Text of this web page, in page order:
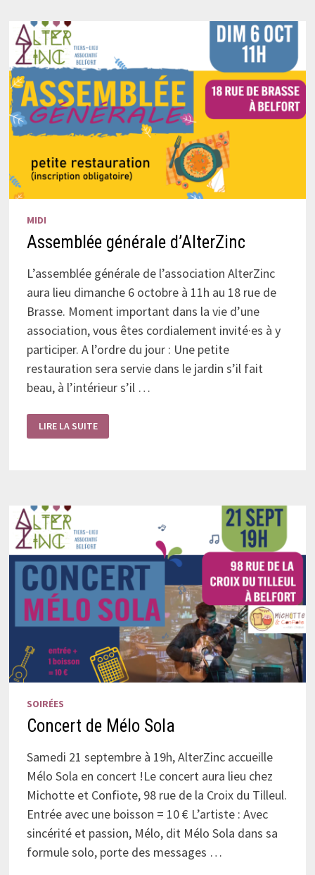
MIDI
Assemblée générale d’AlterZinc
L’assemblée générale de l’association AlterZinc
aura lieu dimanche 6 octobre à 11h au 18 rue de
Brasse. Moment important dans la vie d’une
association, vous êtes cordialement invité·es à y
participer. A l’ordre du jour : Une petite
restauration sera servie dans le jardin s’il fait
beau, à l’intérieur s’il …
ASSEMBLÉE
GÉNÉRALE
D’ALTERZINC
LIRE LA SUITE
SOIRÉES
Concert de Mélo Sola
Samedi 21 septembre à 19h, AlterZinc accueille
Mélo Sola en concert !Le concert aura lieu chez
Michotte et Confiote, 98 rue de la Croix du Tilleul.
Entrée avec une boisson = 10 € L’artiste : Avec
sincérité et passion, Mélo, dit Mélo Sola dans sa
formule solo, porte des messages …